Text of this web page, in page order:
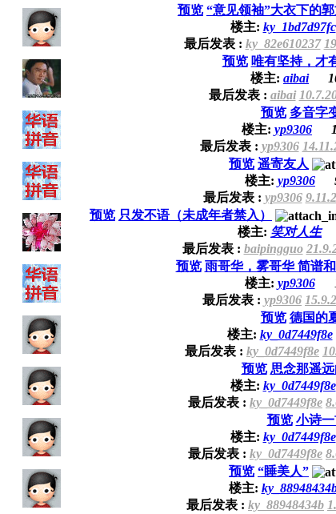
预览 “意见领袖”大衣下的
楼主: ky_1bd7d97fc
最后发表 : ky_82e610237
预览 唯有坚持，才
楼主: aibai
最后发表 : aibai
预览 多音字
楼主: yp9306
最后发表 : yp9306
预览 遥寄友人
楼主: yp9306
最后发表 : yp9306
预览 只发不语（未成年者禁入）
楼主: 笑对人生
最后发表 : baipingguo
预览 雨哥华，雾哥华 简谱
楼主: yp9306
最后发表 : yp9306
预览 德国的
楼主: ky_0d7449f8e
最后发表 : ky_0d7449f8e
预览 思念那遥
楼主: ky_0d7449f8e
最后发表 : ky_0d7449f8e
预览 小诗
楼主: ky_0d7449f8e
最后发表 : ky_0d7449f8e
预览 “睡美人”
楼主:
最后发表 : ky_88948434b